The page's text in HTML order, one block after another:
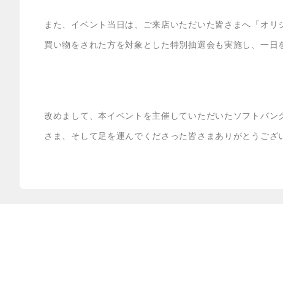
また、イベント当日は、ご来店いただいた皆さまへ「オ
買い物をされた方を対象とした特別抽選会も実施し、一日
改めまして、本イベントを主催していただいたソフトバ
さま、そして足を運んでくださった皆さまありがとうござ